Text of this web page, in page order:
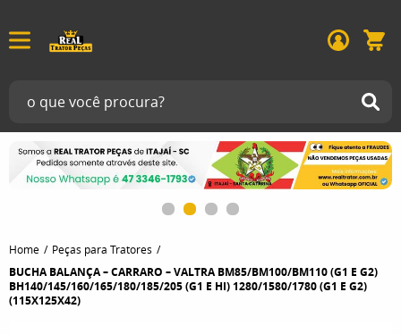
Home Peças para Tratores
BUCHA BALANÇA – CARRARO – VALTRA BM85/BM100/BM110 (G1 E G2)
BH140/145/160/165/180/185/205 (G1 E HI) 1280/1580/1780 (G1 E G2)
(115X125X42)